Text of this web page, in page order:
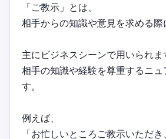
「ご教示」とは、
相手からの知識や意見を求める際
主にビジネスシーンで用いられま
相手の知識や経験を尊重するニュ
す。
例えば、
「お忙しいところご教示いただ